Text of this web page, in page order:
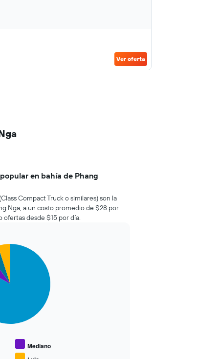
Ver oferta
en bahía de Phang
Compact Truck o similares) son la
Nga, a un costo promedio de $28 por
ofertas desde $15 por día.
Mediano